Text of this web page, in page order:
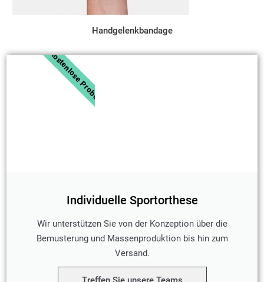
Handgelenkbandage
Individuelle Sportorthese
Wir unterstützen Sie von der Konzeption über die
Bemusterung und Massenproduktion bis hin zum
Versand.
Kostenlose Probe